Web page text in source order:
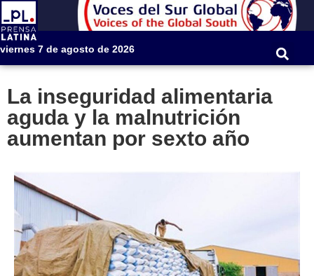
viernes 7 de agosto de 2026
La inseguridad alimentaria
aguda y la malnutrición
aumentan por sexto año